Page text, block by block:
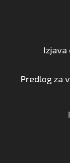
Izjava
Predlog za